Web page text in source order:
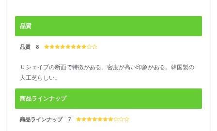
品質
品質 8
Ｕシェイプの断面で特徴がある。密度が高い印象がある。韓国製の
人工芝らしい。
商品ラインナップ
商品ラインナップ 7